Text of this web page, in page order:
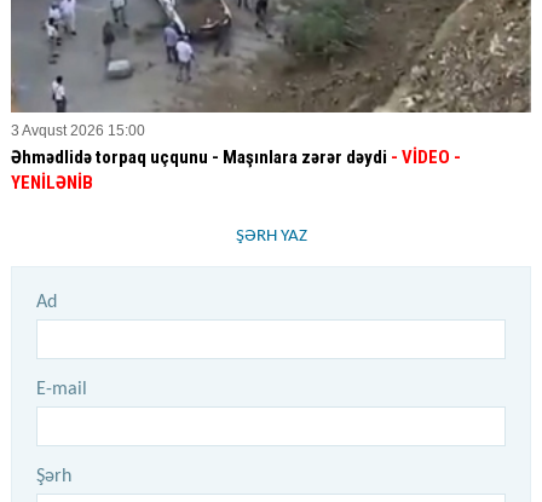
3 Avqust 2026 15:00
Əhmədlidə torpaq uçqunu - Maşınlara zərər dəydi - VİDEO -
YENİLƏNİB
ŞƏRH YAZ
Ad
E-mail
Şərh